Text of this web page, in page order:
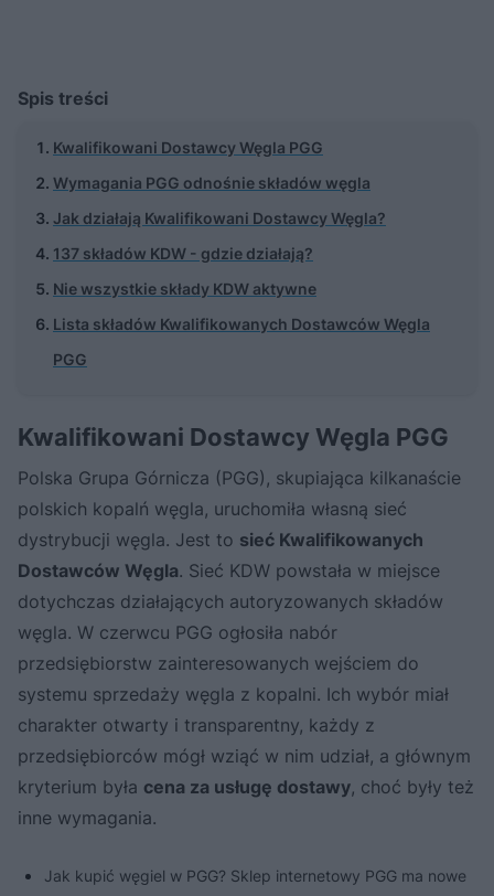
Spis treści
Kwalifikowani Dostawcy Węgla PGG
Wymagania PGG odnośnie składów węgla
Jak działają Kwalifikowani Dostawcy Węgla?
137 składów KDW - gdzie działają?
Nie wszystkie składy KDW aktywne
Lista składów Kwalifikowanych Dostawców Węgla
PGG
Kwalifikowani Dostawcy Węgla PGG
Polska Grupa Górnicza (PGG), skupiająca kilkanaście
polskich kopalń węgla, uruchomiła własną sieć
dystrybucji węgla. Jest to sieć Kwalifikowanych
Dostawców Węgla. Sieć KDW powstała w miejsce
dotychczas działających autoryzowanych składów
węgla. W czerwcu PGG ogłosiła nabór
przedsiębiorstw zainteresowanych wejściem do
systemu sprzedaży węgla z kopalni. Ich wybór miał
charakter otwarty i transparentny, każdy z
przedsiębiorców mógł wziąć w nim udział, a głównym
kryterium była cena za usługę dostawy, choć były też
inne wymagania.
Jak kupić węgiel w PGG? Sklep internetowy PGG ma nowe